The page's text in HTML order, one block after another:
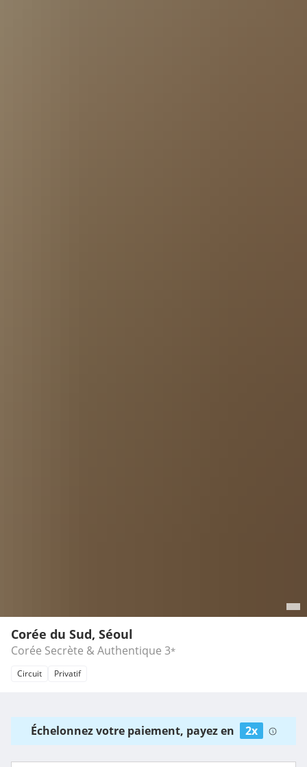
Corée du Sud, Séoul
Corée Secrète & Authentique 3*
Circuit Privatif
Échelonnez votre paiement, payez en 2x